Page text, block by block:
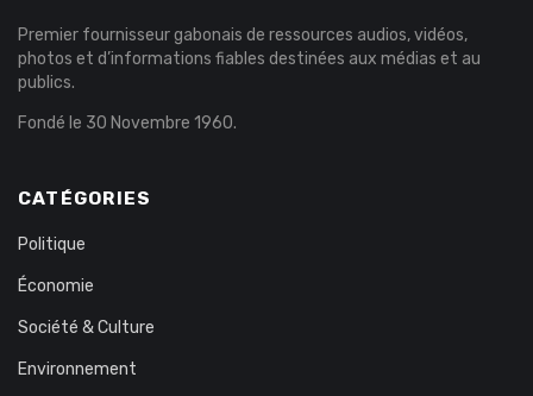
Premier fournisseur gabonais de ressources audios, vidéos,
photos et d’informations fiables destinées aux médias et au
publics.
Fondé le 30 Novembre 1960.
CATÉGORIES
Politique
Économie
Société & Culture
Environnement